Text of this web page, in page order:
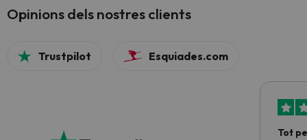
Opinions dels nostres clients
Trustpilot Esquiades.com
Tot